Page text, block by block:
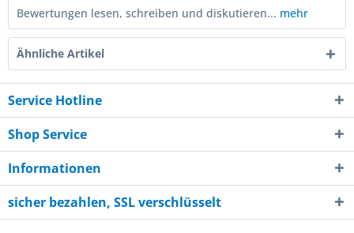
Bewertungen lesen, schreiben und diskutieren... mehr
Ähnliche Artikel
Service Hotline
Shop Service
Informationen
sicher bezahlen, SSL verschlüsselt